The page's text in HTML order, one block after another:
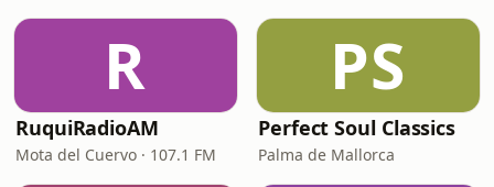
R
RuquiRadioAM
Mota del Cuervo · 107.1 FM
PS
Perfect Soul Classics
Palma de Mallorca